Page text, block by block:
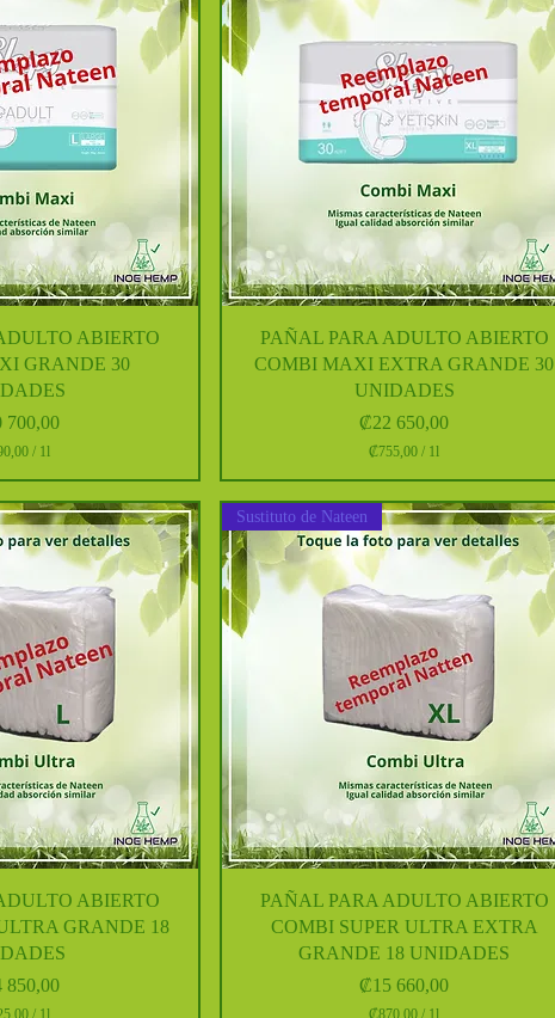
rápida
ABIERTO
GRANDE 30
700,00
/ 1l
9
0
,
0
p
o
1
L
r
o
Vista rápida
PAÑAL PARA ADULTO ABIERTO
COMBI MAXI EXTRA GRANDE 30
UNIDADES
Precio
₡22 650,00
₡755,00 / 1l
5
5
,
1
L
r
o
rápida
ABIERTO
GRANDE 18
850,00
/ 1l
Vista rápida
Sustituto de Nateen
PAÑAL PARA ADULTO ABIERTO
COMBI SUPER ULTRA EXTRA
GRANDE 18 UNIDADES
Precio
₡15 660,00
₡870,00 / 1l